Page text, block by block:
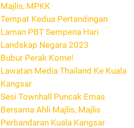
Majlis, MPKK
Tempat Kedua Pertandingan
Laman PBT Sempena Hari
Landskap Negara 2023
Bubur Perak Kome!
Lawatan Media Thailand Ke Kuala
Kangsar
Sesi Townhall Puncak Emas
Bersama Ahli Majlis, Majlis
Perbandaran Kuala Kangsar